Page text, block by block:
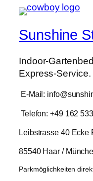
Sunshine
Indoor-
Express-Service.
E-Mail:
Telefon: +49 162
Leibstrasse 40 Ecke
85540 Haar /
Parkmöglichkeiten